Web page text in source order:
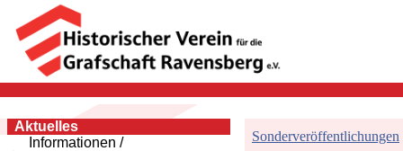
Aktuelles
Informationen /
Sonderveröffentlichungen